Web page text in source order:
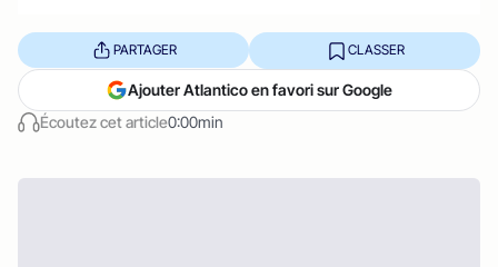
Écoutez cet article0:00min
PARTAGER CLASSER
Ajouter Atlantico en favori sur Google